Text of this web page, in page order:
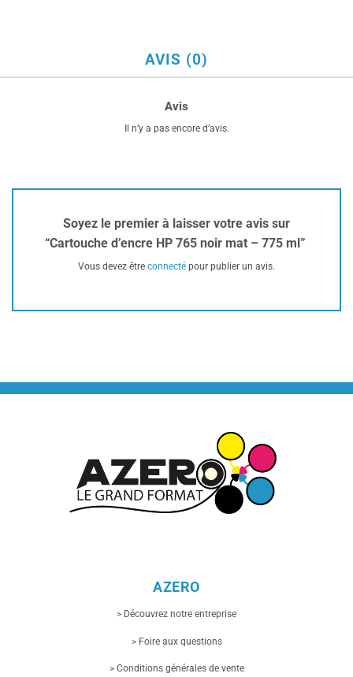
AVIS (0)
Avis
Il n’y a pas encore d’avis.
Soyez le premier à laisser votre avis sur
“Cartouche d’encre HP 765 noir mat – 775 ml”
Vous devez être connecté pour publier un avis.
AZERO
> Découvrez notre entreprise
> Foire aux questions
> Conditions générales de vente